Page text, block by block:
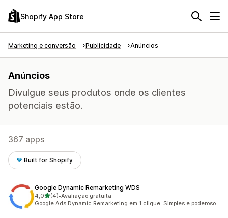
Shopify App Store
Marketing e conversão Publicidade Anúncios
Anúncios
Divulgue seus produtos onde os clientes
potenciais estão.
367 apps
Built for Shopify
Google Dynamic Remarketing WDS
4,0de 5 estrelas
(4)
4 avaliações ao todo
•Avaliação gratuita
Google Ads Dynamic Remarketing em 1 clique. Simples e poderoso.